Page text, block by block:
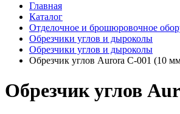
Главная
Каталог
Отделочное и брошюровочное
Обрезчики углов и дыроколы
Обрезчики углов и дыроколы
Обрезчик углов Aurora C-001 (10
Обрезчик углов